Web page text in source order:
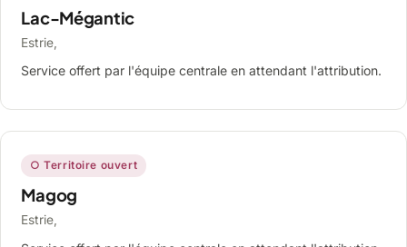
Lac-Mégantic
Estrie,
Service offert par l'équipe centrale en attendant l'attribution.
○ Territoire ouvert
Magog
Estrie,